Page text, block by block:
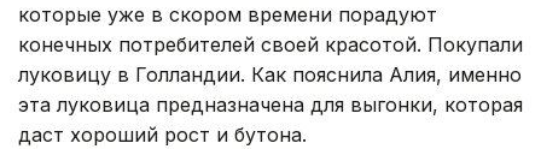
которые уже в скором времени порадуют
конечных потребителей своей красотой. Покупали
луковицу в Голландии. Как пояснила Алия, именно
эта луковица предназначена для выгонки, которая
даст хороший рост и бутона.